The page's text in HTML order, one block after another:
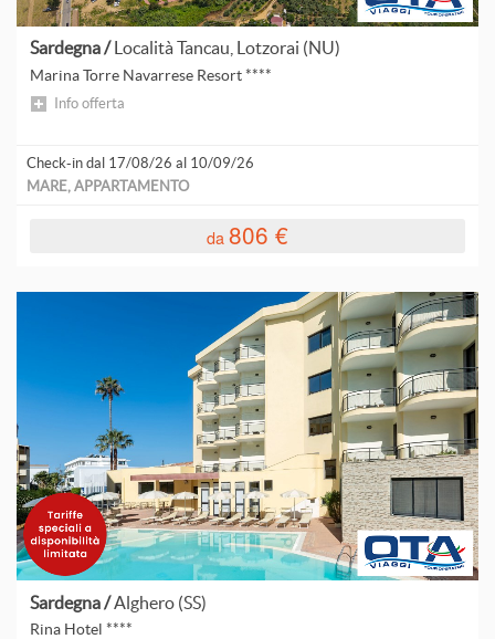
Sardegna /Località Tancau, Lotzorai (NU)
Marina Torre Navarrese Resort ****
Info offerta
Check-in dal 17/08/26 al 10/09/26
MARE, APPARTAMENTO
da 806 €
Sardegna /Alghero (SS)
Rina Hotel ****